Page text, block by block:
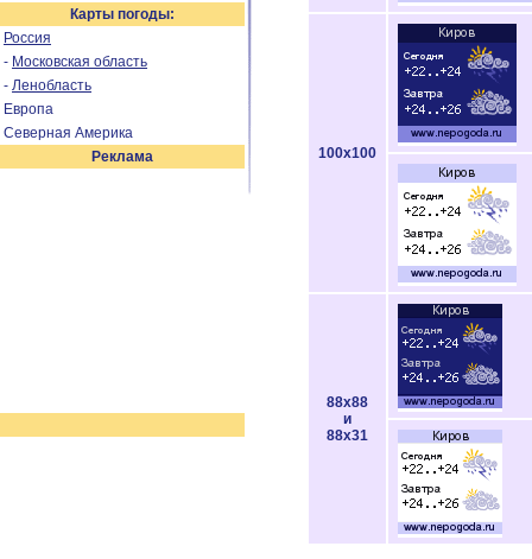
Карты погоды:
Россия
- Московская область
- Ленобласть
Европа
Северная Америка
Реклама
100x100
88x88
и
88x31